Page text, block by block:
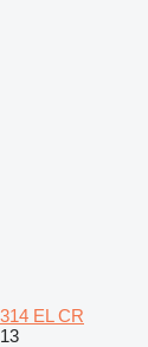
314 EL CR
13